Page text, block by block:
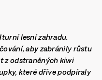
lesní zahradu.
aby zabránily růstu
z odstraněných kiwi
které dříve podpíraly